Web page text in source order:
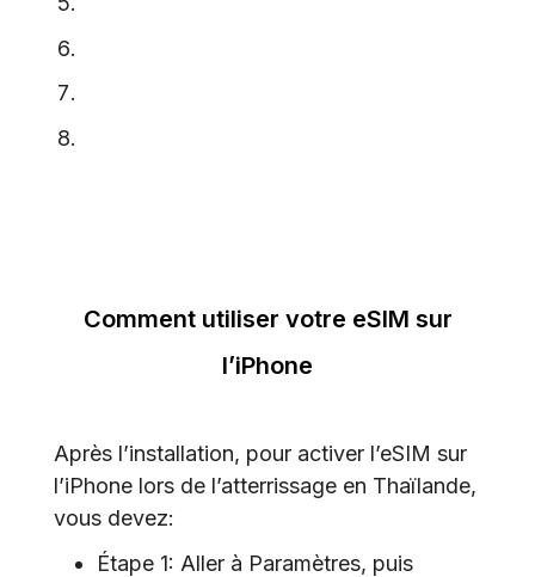
Comment utiliser votre eSIM sur
l’iPhone
Après l’installation, pour activer l’eSIM sur
l’iPhone lors de l’atterrissage en Thaïlande,
vous devez:
Étape 1: Aller à Paramètres, puis